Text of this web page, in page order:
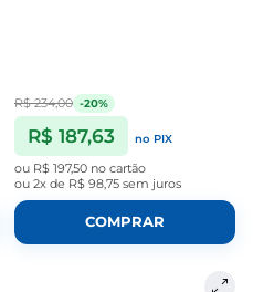
R$ 234,00 -20%
R$ 187,63 no PIX
ou R$ 197,50 no cartão
ou 2x de R$ 98,75 sem juros
COMPRAR